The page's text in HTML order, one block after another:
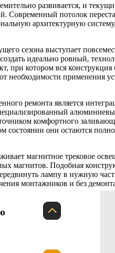
развивается, и
потолок
архитектурную
сезона выступает
идеально ровный,
при котором вся
необходимости применения
ремонта является
комфортного
состоянии они остаются
магнитное трековое
магнитов. Подобная
лампу в нужную
монтажников и без